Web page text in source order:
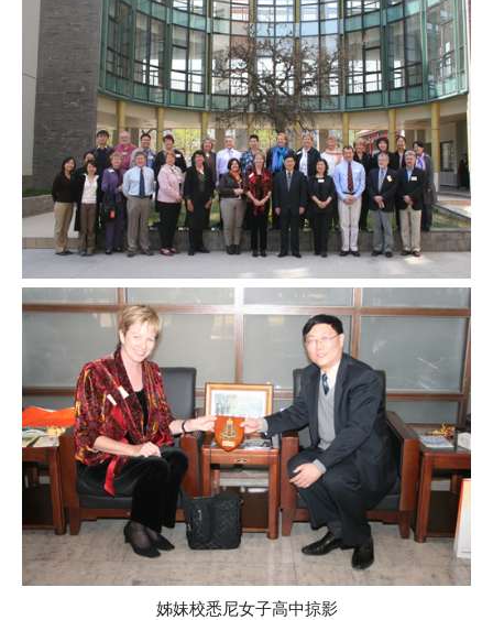
姊妹校悉尼女子高中掠影